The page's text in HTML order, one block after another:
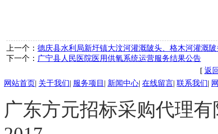
上一个： 德庆县水利局新圩镇大汶河灌溉陂头、格木河灌溉
下一个： 广宁县人民医院医用供氧系统运营服务结果公告
[ 返
网站首页| 关于我们| 服务项目 | 新闻中心| 在线留言| 联系我们|
广东方元招标采购代理